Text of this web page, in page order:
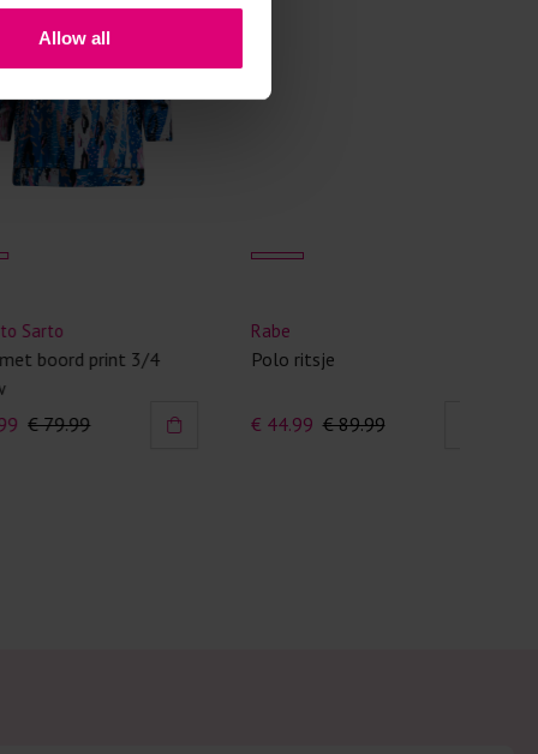
Allow all
met elastine zijn niet bestand tegen de hitte
en/of de droogtrommel. Ook in veel
elastine (stretch) verwerkt en mogen dus
worden en/of in de droogtrommel.
klaar voor advies op maat.
print 3/4
Polo ritsje
€ 44.99 € 89.99